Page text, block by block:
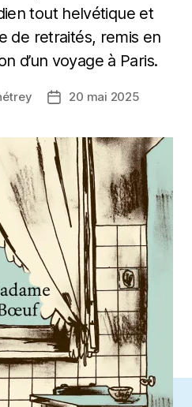
tout helvétique et
de retraités, remis en
d’un voyage à Paris.
Date20 mai 2025